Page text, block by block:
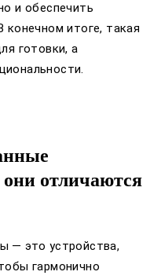
и обеспечить
итоге, такая
готовки, а
отличаются
— это устройства,
гармонично